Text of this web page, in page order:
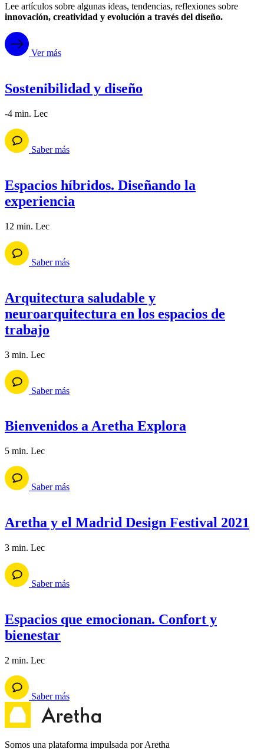
Lee artículos sobre algunas ideas, tendencias, reflexiones sobre
innovación, creatividad y evolución a través del diseño.
Ver más
Sostenibilidad y diseño
-4 min. Lec
Saber más
Espacios híbridos. Diseñando la
experiencia
12 min. Lec
Saber más
Arquitectura saludable y
neuroarquitectura en los espacios de
trabajo
3 min. Lec
Saber más
Bienvenidos a Aretha Explora
5 min. Lec
Saber más
Aretha y el Madrid Design Festival 2021
3 min. Lec
Saber más
Espacios que emocionan. Confort y
bienestar
2 min. Lec
Saber más
Somos una plataforma impulsada por Aretha